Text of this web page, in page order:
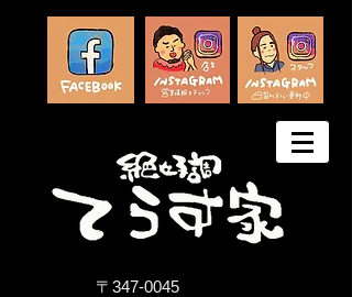
〒347-0045